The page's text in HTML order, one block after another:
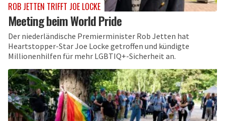
ROB JETTEN TRIFFT JOE LOCKE
Meeting beim World Pride
Der niederländische Premierminister Rob Jetten hat
Heartstopper-Star Joe Locke getroffen und kündigte
Millionenhilfen für mehr LGBTIQ+-Sicherheit an.